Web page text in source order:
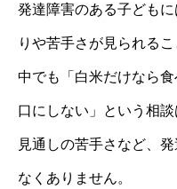
発達障害のある子ども
りや苦手さが見られるこ
中でも「白米だけなら
口にしない」という相
見通しの苦手さなど、
なくありません。